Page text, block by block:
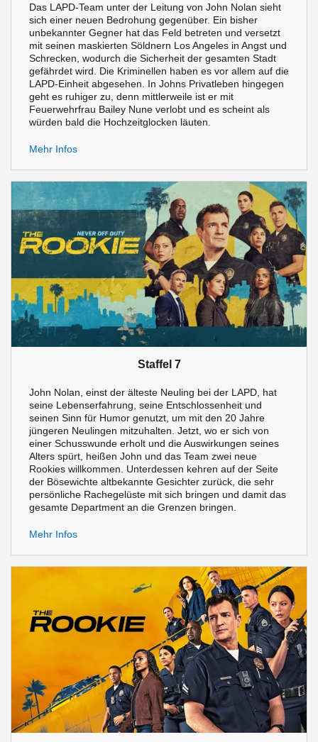
Das LAPD-Team unter der Leitung von John Nolan sieht
sich einer neuen Bedrohung gegenüber. Ein bisher
unbekannter Gegner hat das Feld betreten und versetzt
mit seinen maskierten Söldnern Los Angeles in Angst und
Schrecken, wodurch die Sicherheit der gesamten Stadt
gefährdet wird. Die Kriminellen haben es vor allem auf die
LAPD-Einheit abgesehen. In Johns Privatleben hingegen
geht es ruhiger zu, denn mittlerweile ist er mit
Feuerwehrfrau Bailey Nune verlobt und es scheint als
würden bald die Hochzeitglocken läuten.
Mehr Infos
Staffel 7
John Nolan, einst der älteste Neuling bei der LAPD, hat
seine Lebenserfahrung, seine Entschlossenheit und
seinen Sinn für Humor genutzt, um mit den 20 Jahre
jüngeren Neulingen mitzuhalten. Jetzt, wo er sich von
einer Schusswunde erholt und die Auswirkungen seines
Alters spürt, heißen John und das Team zwei neue
Rookies willkommen. Unterdessen kehren auf der Seite
der Bösewichte altbekannte Gesichter zurück, die sehr
persönliche Rachegelüste mit sich bringen und damit das
gesamte Department an die Grenzen bringen.
Mehr Infos